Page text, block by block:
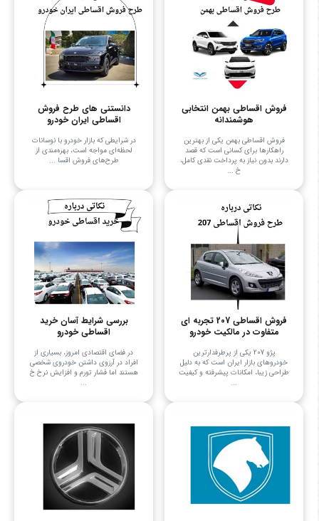
فروش اقساطی بهمن انتخابی
هوشمندانه
فروش اقساطی بهمن یکی از بهترین
راهکارها برای کسانی است که قصد
دارند بدون نیاز به پرداخت نقدی کامل،
خ ...
دانستنی های طرح فروش
اقساطی ایران خودرو
در شرایطی که بازار خودرو با نوسانات
لحظه‌ای مواجه است، بهره‌مندی از
طرح‌های فروش اقسا ...
فروش اقساطی 207 تجربه ای
متفاوت در مالکیت خودرو
پژو 207 یکی از پرطرفدارترین
خودروهای بازار ایران است که به دلیل
طراحی زیبا، امکانات پیشرفته و کیفیت
...
بررسی شرایط آسان خرید
اقساطی خودرو
در فضای اقتصادی امروز، بسیاری از
افراد در آرزوی داشتن خودروی شخصی
هستند اما فشار تورم و افزایش نرخ خ
...